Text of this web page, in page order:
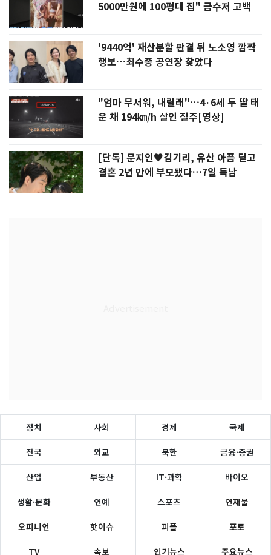
5000만원에 100평대 집" 금수저 고백
'9440억' 재산분할 판결 뒤 노소영 깜짝
행보…최수종 공연장 찾았다
"엄마 무서워, 내릴래"…4·6세 두 딸 태
운 채 194㎞/h 살인 질주[영상]
[단독] 문지인♥김기리, 유산 아픔 딛고
결혼 2년 만에 부모됐다…7일 득남
정치 사회 경제 국제
전국 외교 북한 금융·증권
산업 부동산 IT·과학 바이오
생활·문화 연예 스포츠 연재물
오피니언 핫이슈 피플 포토
TV 속보 인기뉴스 주요뉴스